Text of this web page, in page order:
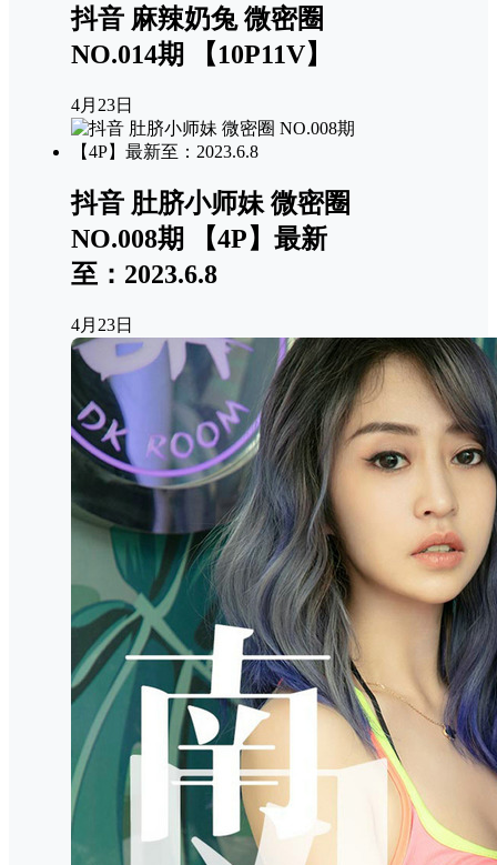
抖音 麻辣奶兔 微密圈
NO.014期 【10P11V】
4月23日
抖音 肚脐小师妹 微密圈
NO.008期 【4P】最新
至：2023.6.8
4月23日